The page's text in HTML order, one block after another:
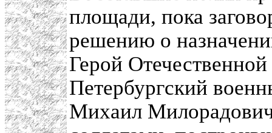
площади, пока
решению о
Герой
Петербургский
Михаил